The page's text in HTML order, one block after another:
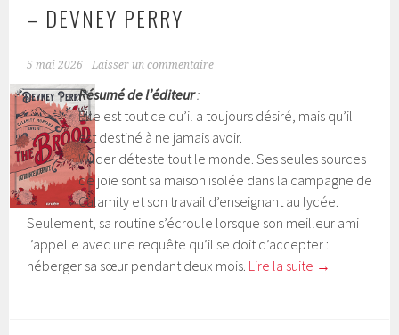
– DEVNEY PERRY
5 mai 2026 Laisser un commentaire
Résumé de l’éditeur:
Elle est tout ce qu’il a toujours désiré, mais qu’il
est destiné à ne jamais avoir.
Wilder déteste tout le monde. Ses seules sources
de joie sont sa maison isolée dans la campagne de
Calamity et son travail d’enseignant au lycée.
Seulement, sa routine s’écroule lorsque son meilleur ami
l’appelle avec une requête qu’il se doit d’accepter :
héberger sa sœur pendant deux mois. Lire la suite →